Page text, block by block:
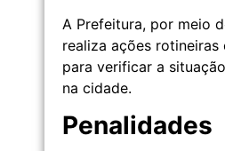
A Prefeitura, por meio
realiza ações rotineiras
para verificar a
na cidade.
Penalidades